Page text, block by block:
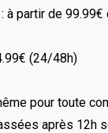
à partir de 99.99€
(24/48h)
pour toute
après 12h